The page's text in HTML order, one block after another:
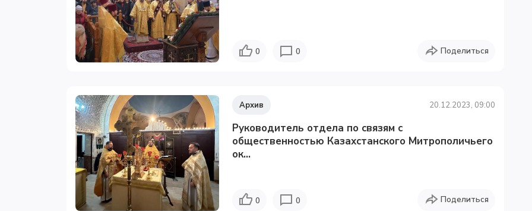
0 0 Поделиться
Архив 20.12.2023, 09:00
Руководитель отдела по связям с
общественностью Казахстанского Митрополичьего
ок...
0 0 Поделиться